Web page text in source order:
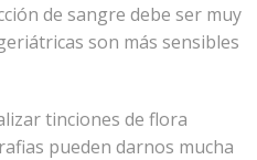
de sangre debe ser muy
son más sensibles
tinciones de flora
pueden darnos mucha